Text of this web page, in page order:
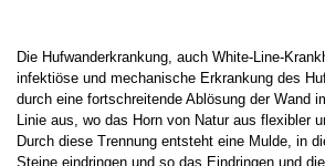
Die Hufwanderkrankung, auch White-Line-
infektiöse und mechanische Erkrankung des
durch eine fortschreitende Ablösung der Wand
Linie aus, wo das Horn von Natur aus flexibler
Durch diese Trennung entsteht eine Mulde, in
Steine eindringen und so das Eindringen und